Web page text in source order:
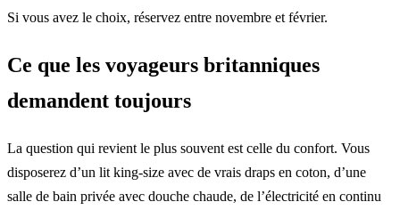
Si vous avez le choix, réservez entre novembre et février.
Ce que les voyageurs britanniques
demandent toujours
La question qui revient le plus souvent est celle du confort. Vous
disposerez d’un lit king-size avec de vrais draps en coton, d’une
salle de bain privée avec douche chaude, de l’électricité en continu